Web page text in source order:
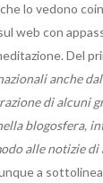
lo vedono
web con
Del
anche
di alcuni
blogosfera,
alle notizie
a